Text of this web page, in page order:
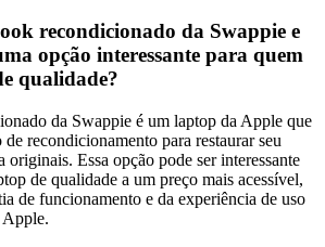
recondicionado da Swappie e
opção interessante para quem
qualidade?
da Swappie é um laptop da Apple que
recondicionamento para restaurar seu
originais. Essa opção pode ser interessante
de qualidade a um preço mais acessível,
de funcionamento e da experiência de uso
Apple.